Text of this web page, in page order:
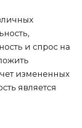
и спрос на
измененных
является